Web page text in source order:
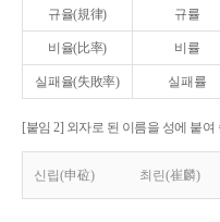
규율(規律) 규률
비율(比率) 비률
실패율(失敗率) 실패률
[붙임 2] 외자로 된 이름을 성에 붙
신립(申砬) 최린(崔麟)